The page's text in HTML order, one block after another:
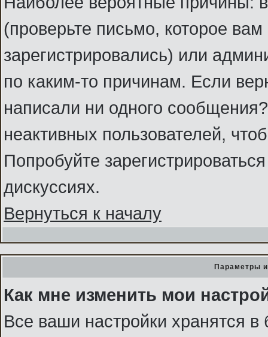
(проверьте письмо, которое
зарегистрировались) или
по каким-то причинам. Если
написали ни одного
неактивных пользователей,
Попробуйте
дискуссиях.
Вернуться к началу
Параметры
Как мне изменить мои
Все ваши настройки хранятся